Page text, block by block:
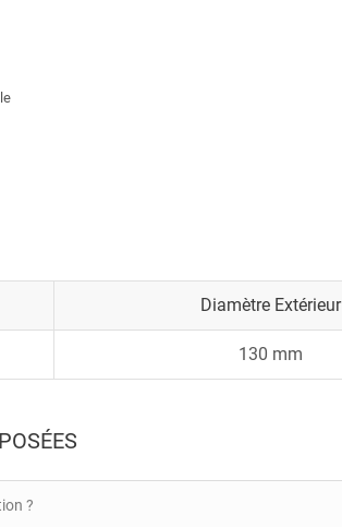
Diamètre Extérieur
130 mm
?